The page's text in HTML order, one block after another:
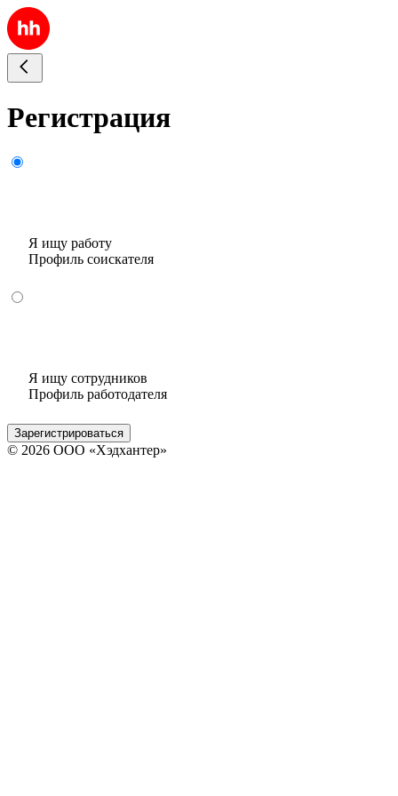
Регистрация
Я ищу работу
Профиль соискателя
Я ищу сотрудников
Профиль работодателя
Зарегистрироваться
© 2026 ООО «Хэдхантер»